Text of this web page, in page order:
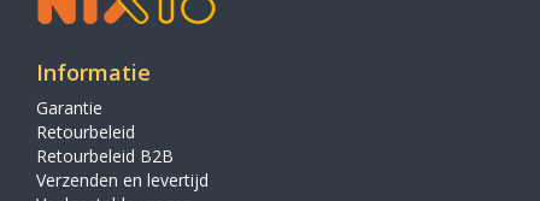
Informatie
Garantie
Retourbeleid
Retourbeleid B2B
Verzenden en levertijd